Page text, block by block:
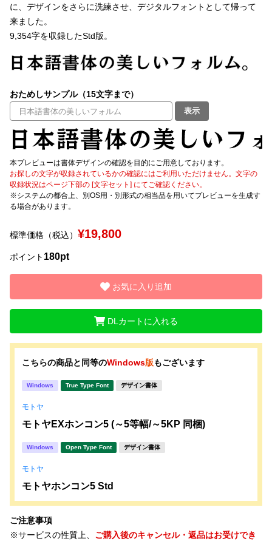
ご利用ガイド
よくあるご質問
お問い合わせ
太さ・ウェイト
セット or 単体
文字種類
価格帯
〜
に、デザインをさらに洗練させ、デジタルフォントとして帰って
来ました。
9,354字を収録したStd版。
おためしサンプル（15文字まで）
表示
本プレビューは書体デザインの確認を目的にご用意しております。
お探しの文字が収録されているかの確認にはご利用いただけません。文字の
収録状況はページ下部の [文字セット] にてご確認ください。
※システムの都合上、別OS用・別形式の相当品を用いてプレビューを生成す
る場合があります。
標準価格（税込） ¥19,800
ポイント 180pt
お気に入り追加
DLカートに入れる
こちらの商品と同等のWindows版もございます
Windows True Type Font デザイン書体
モトヤ
モトヤEXホンコン5 (～5等幅/～5KP 同梱)
Windows Open Type Font デザイン書体
モトヤ
モトヤホンコン5 Std
ご注意事項
※サービスの性質上、 ご購入後のキャンセル・返品はお受けでき